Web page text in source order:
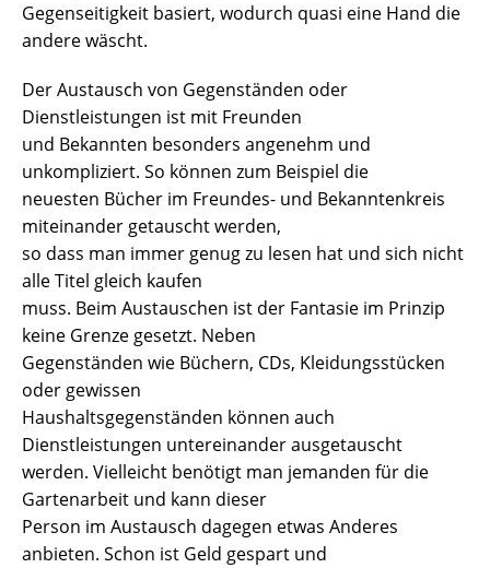
Gegenseitigkeit basiert, wodurch quasi eine Hand die
andere wäscht.
Der Austausch von Gegenständen oder
Dienstleistungen ist mit Freunden
und Bekannten besonders angenehm und
unkompliziert. So können zum Beispiel die
neuesten Bücher im Freundes- und Bekanntenkreis
miteinander getauscht werden,
so dass man immer genug zu lesen hat und sich nicht
alle Titel gleich kaufen
muss. Beim Austauschen ist der Fantasie im Prinzip
keine Grenze gesetzt. Neben
Gegenständen wie Büchern, CDs, Kleidungsstücken
oder gewissen
Haushaltsgegenständen können auch
Dienstleistungen untereinander ausgetauscht
werden. Vielleicht benötigt man jemanden für die
Gartenarbeit und kann dieser
Person im Austausch dagegen etwas Anderes
anbieten. Schon ist Geld gespart und